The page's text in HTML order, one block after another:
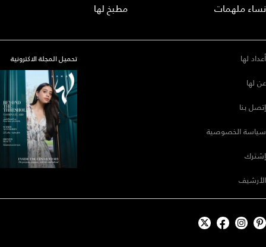
نساء ملهمات
مطبخ لها
أعداد لها
عن لها
إتصل بنا
سياسة الخصوصية
إشترك
الأرشيف
تحميل المجلة الاكترونية